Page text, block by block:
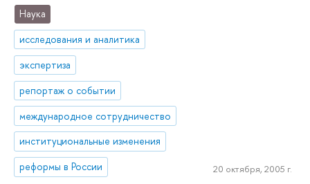
Наука
исследования и аналитика
экспертиза
репортаж о событии
международное сотрудничество
институциональные изменения
реформы в России
20 октября, 2005 г.